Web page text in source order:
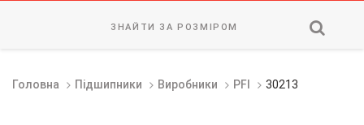
ЗНАЙТИ ЗА РОЗМІРОМ
Головна Підшипники Виробники PFI 30213